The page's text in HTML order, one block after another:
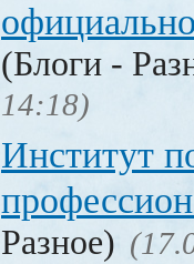
(Блоги -
14:18)
Институт
Разное)